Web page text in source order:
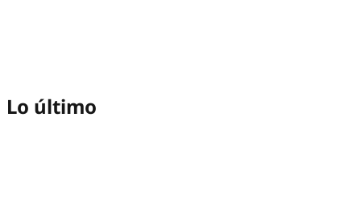
Lo último